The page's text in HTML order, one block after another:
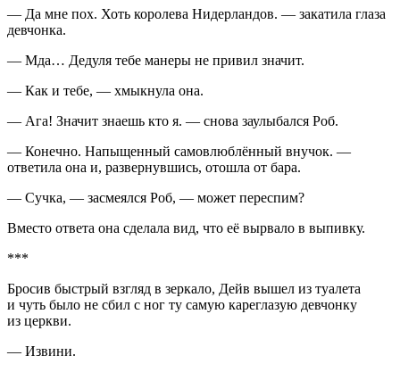
— Да мне пох. Хоть королева Нидерландов. — закатила глаза
девчонка.
— Мда… Дедуля тебе манеры не привил значит.
— Как и тебе, — хмыкнула она.
— Ага! Значит знаешь кто я. — снова заулыбался Роб.
— Конечно. Напыщенный самовлюблённый внучок. —
ответила она и, развернувшись, отошла от бара.
— Сучка, — засмеялся Роб, — может переспим?
Вместо ответа она сделала вид, что её вырвало в выпивку.
***
Бросив быстрый взгляд в зеркало, Дейв вышел из туалета
и чуть было не сбил с ног ту самую кареглазую девчонку
из церкви.
— Извини.